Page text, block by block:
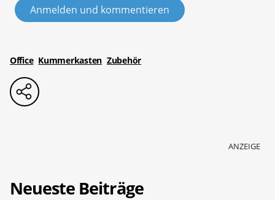
Anmelden und kommentieren
Office Kummerkasten Zubehör
ANZEIGE
Neueste Beiträge